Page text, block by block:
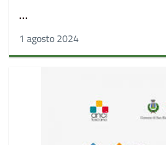
...
1 agosto 2024